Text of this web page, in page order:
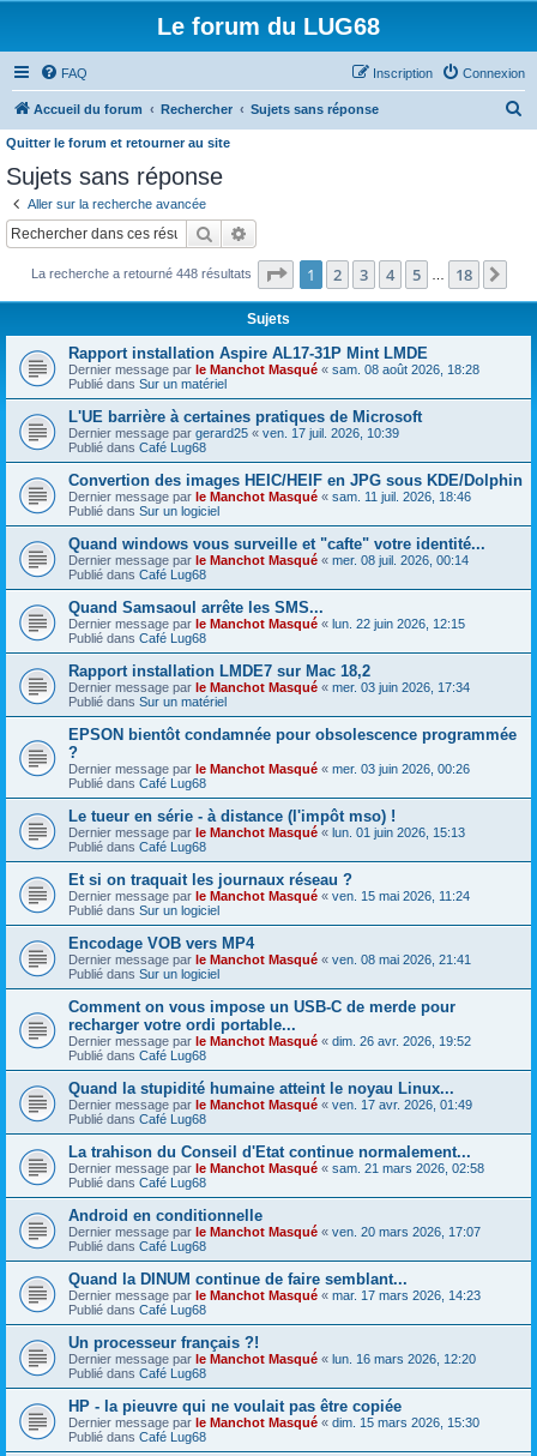
Le forum du LUG68
FAQ Connexion
Inscription
Accueil du forum Rechercher Sujets sans réponse
e
Quitter le forum et retourner au site
Sujets sans réponse
Aller sur la recherche avancée
Rechercher
La recherche a retourné 448 résultats Page 1sur18
1 2 3 4 5 18
Sujets
Rapport installation Aspire AL17-31P Mint LMDE
Dernier message par le Manchot Masqué « sam. 08 août 2026, 18:28
Publié dans Sur un matériel
L'UE barrière à certaines pratiques de Microsoft
Dernier message par gerard25 « ven. 17 juil. 2026, 10:39
Publié dans Café Lug68
Convertion des images HEIC/HEIF en JPG sous KDE/Dolphin
Dernier message par le Manchot Masqué « sam. 11 juil. 2026, 18:46
Publié dans Sur un logiciel
Quand windows vous surveille et "cafte" votre identité...
Dernier message par le Manchot Masqué « mer. 08 juil. 2026, 00:14
Publié dans Café Lug68
Quand Samsaoul arrête les SMS...
Dernier message par le Manchot Masqué « lun. 22 juin 2026, 12:15
Publié dans Café Lug68
Rapport installation LMDE7 sur Mac 18,2
Dernier message par le Manchot Masqué « mer. 03 juin 2026, 17:34
Publié dans Sur un matériel
EPSON bientôt condamnée pour obsolescence programmée
?
Dernier message par le Manchot Masqué « mer. 03 juin 2026, 00:26
Publié dans Café Lug68
Le tueur en série - à distance (l'impôt mso) !
Dernier message par le Manchot Masqué « lun. 01 juin 2026, 15:13
Publié dans Café Lug68
Et si on traquait les journaux réseau ?
Dernier message par le Manchot Masqué « ven. 15 mai 2026, 11:24
Publié dans Sur un logiciel
Encodage VOB vers MP4
Dernier message par le Manchot Masqué « ven. 08 mai 2026, 21:41
Publié dans Sur un logiciel
Comment on vous impose un USB-C de merde pour
recharger votre ordi portable...
Dernier message par le Manchot Masqué « dim. 26 avr. 2026, 19:52
Publié dans Café Lug68
Quand la stupidité humaine atteint le noyau Linux...
Dernier message par le Manchot Masqué « ven. 17 avr. 2026, 01:49
Publié dans Café Lug68
La trahison du Conseil d'Etat continue normalement...
Dernier message par le Manchot Masqué « sam. 21 mars 2026, 02:58
Publié dans Café Lug68
Android en conditionnelle
Dernier message par le Manchot Masqué « ven. 20 mars 2026, 17:07
Publié dans Café Lug68
Quand la DINUM continue de faire semblant...
Dernier message par le Manchot Masqué « mar. 17 mars 2026, 14:23
Publié dans Café Lug68
Un processeur français ?!
Dernier message par le Manchot Masqué « lun. 16 mars 2026, 12:20
Publié dans Café Lug68
HP - la pieuvre qui ne voulait pas être copiée
Dernier message par le Manchot Masqué « dim. 15 mars 2026, 15:30
Publié dans Café Lug68